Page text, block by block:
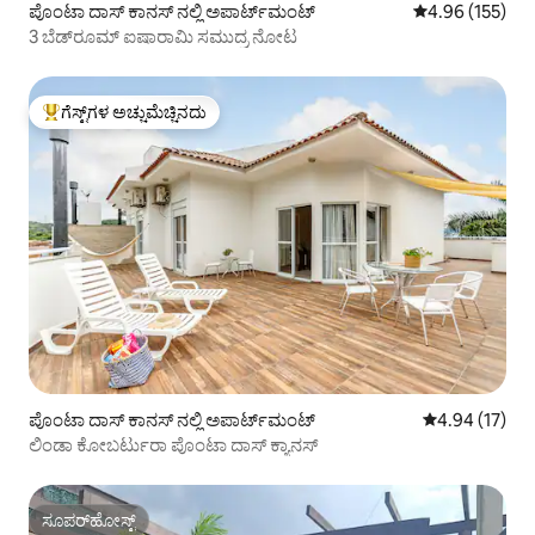
ಪೊಂಟಾ ದಾಸ್ ಕಾನಸ್ ನಲ್ಲಿ ಅಪಾರ್ಟ್‌ಮಂಟ್ 5 ರಲ್ಲಿ 4.96
4.96 (155)
3 ಬೆಡ್‌ರೂಮ್ ಐಷಾರಾಮಿ ಸಮುದ್ರ ನೋಟ
ಗೆಸ್ಟ್‌ಗಳಿಗೆ ಅತಿ ಹೆಚ್ಚು ಅಚ್ಚುಮೆಚ್ಚಿನದು
ಗೆಸ್ಟ್‌ಗಳ ಅಚ್ಚುಮೆಚ್ಚಿನದು
ಪೊಂಟಾ ದಾಸ್ ಕಾನಸ್ ನಲ್ಲಿ ಅಪಾರ್ಟ್‌ಮಂಟ್ 5 ರಲ್ಲಿ 4.94
4.94 (17)
ಲಿಂಡಾ ಕೋಬರ್ಟುರಾ ಪೊಂಟಾ ದಾಸ್ ಕ್ಯಾನಸ್
ಸೂಪರ್‌ಹೋಸ್ಟ್